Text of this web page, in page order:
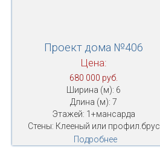
Проект дома №406
Цена:
680 000 руб.
Ширина (м): 6
Длина (м): 7
Этажей: 1+мансарда
Стены: Клееный или профил.брус
Подробнее